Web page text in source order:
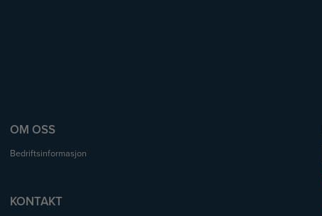
OM OSS
Bedriftsinformasjon
KONTAKT